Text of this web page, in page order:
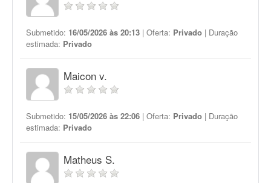
Submetido: 16/05/2026 às 20:13 | Oferta: Privado | Duração
estimada: Privado
Maicon v.
Submetido: 15/05/2026 às 22:06 | Oferta: Privado | Duração
estimada: Privado
Matheus S.